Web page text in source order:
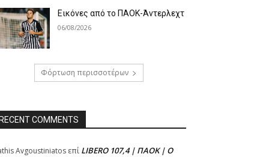
Εικόνες από το ΠΑΟΚ-Άντερλεχτ
06/08/2026
Φόρτωση περισσοτέρων
COMMENTS
Avgoustiniatos επί LIBERO 107,4 | ΠΑΟΚ | Ο